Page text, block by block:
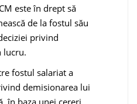
este în drept să
de la fostul său
privind
lucru.
fostul salariat a
demisionarea lui
în baza unei cereri